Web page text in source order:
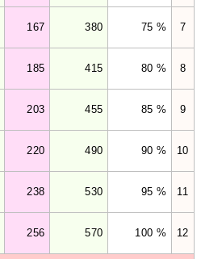
167 380 75 % 7
185 415 80 % 8
203 455 85 % 9
220 490 90 % 10
238 530 95 % 11
256 570 100 % 12